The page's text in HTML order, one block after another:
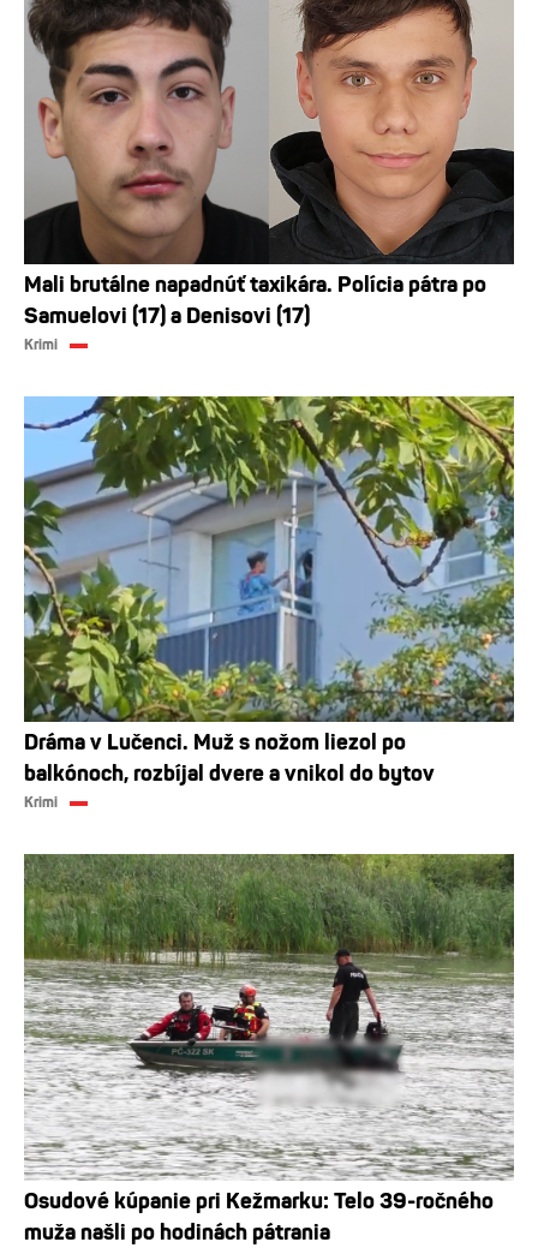
Mali brutálne napadnúť taxikára. Polícia pátra po
Samuelovi (17) a Denisovi (17)
Krimi
Dráma v Lučenci. Muž s nožom liezol po
balkónoch, rozbíjal dvere a vnikol do bytov
Krimi
Osudové kúpanie pri Kežmarku: Telo 39-ročného
muža našli po hodinách pátrania